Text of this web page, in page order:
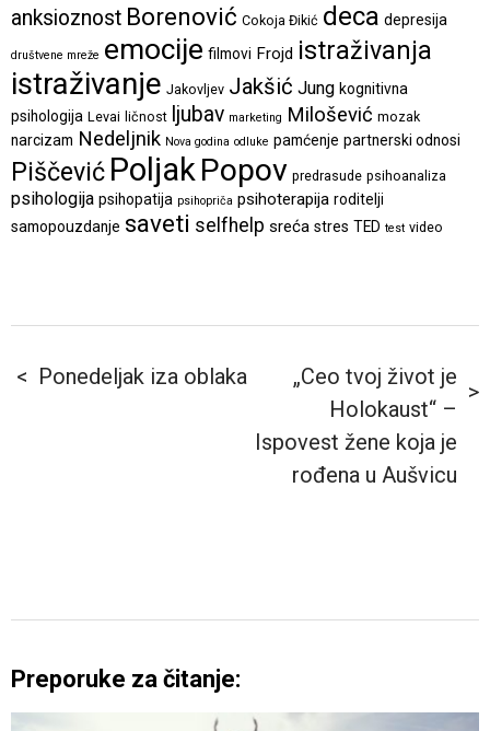
anksioznost Borenović Cokoja Đikić deca depresija
društvene mreže emocije filmovi Frojd istraživanja
istraživanje Jakovljev Jakšić Jung kognitivna
psihologija Levai ličnost ljubav marketing Milošević mozak
narcizam Nedeljnik Nova godina odluke pamćenje partnerski odnosi
Piščević PoljakPopov predrasude psihoanaliza
psihologija psihopatija psihopriča psihoterapija roditelji
samopouzdanje saveti selfhelp sreća stres TED test video
Ponedeljak iza oblaka
„Ceo tvoj život je
Holokaust“ –
Ispovest žene koja je
rođena u Aušvicu
Preporuke za čitanje: